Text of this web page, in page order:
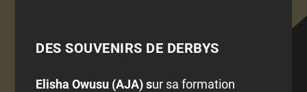
DES SOUVENIRS DE DERBYS
Elisha Owusu (AJA) sur sa formation